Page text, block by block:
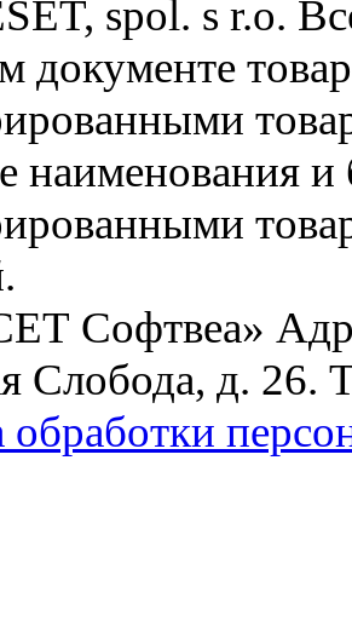
spol. s r.o.
документе
наименования
Софтвеа»
Слобода, д. 26.
обработки